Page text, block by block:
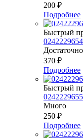
200 ₽
Подробнее
Быстрый
Достаточно
370 ₽
Подробнее
Быстрый
Много
250 ₽
Подробнее